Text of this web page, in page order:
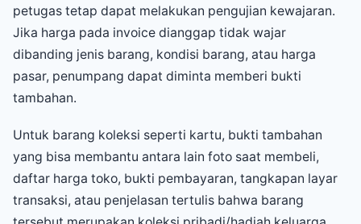
petugas tetap dapat melakukan pengujian kewajaran.
Jika harga pada invoice dianggap tidak wajar
dibanding jenis barang, kondisi barang, atau harga
pasar, penumpang dapat diminta memberi bukti
tambahan.
Untuk barang koleksi seperti kartu, bukti tambahan
yang bisa membantu antara lain foto saat membeli,
daftar harga toko, bukti pembayaran, tangkapan layar
transaksi, atau penjelasan tertulis bahwa barang